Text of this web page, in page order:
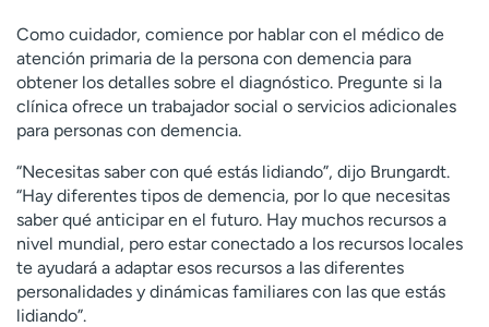
Como cuidador, comience por hablar con el médico de
atención primaria de la persona con demencia para
obtener los detalles sobre el diagnóstico. Pregunte si la
clínica ofrece un trabajador social o servicios adicionales
para personas con demencia.
“Necesitas saber con qué estás lidiando”, dijo Brungardt.
“Hay diferentes tipos de demencia, por lo que necesitas
saber qué anticipar en el futuro. Hay muchos recursos a
nivel mundial, pero estar conectado a los recursos locales
te ayudará a adaptar esos recursos a las diferentes
personalidades y dinámicas familiares con las que estás
lidiando”.